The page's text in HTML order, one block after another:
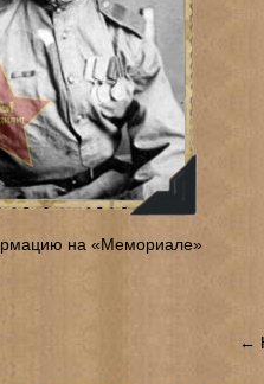
на «Мемориале»
←